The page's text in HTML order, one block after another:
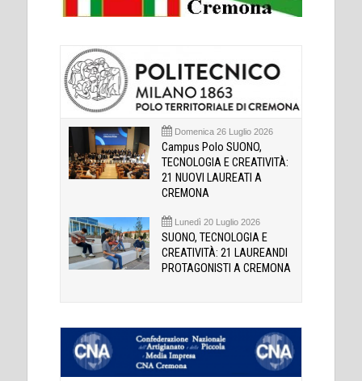
Domenica 26 Luglio 2026
Campus Polo SUONO,
TECNOLOGIA E CREATIVITÀ:
21 NUOVI LAUREATI A
CREMONA
Lunedì 20 Luglio 2026
SUONO, TECNOLOGIA E
CREATIVITÀ: 21 LAUREANDI
PROTAGONISTI A CREMONA